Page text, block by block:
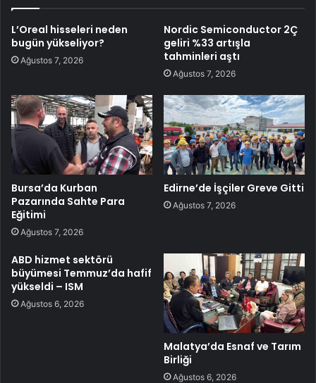
L’Oreal hisseleri neden
bugün yükseliyor?
Ağustos 7, 2026
Nordic Semiconductor 2Ç
geliri %33 artışla
tahminleri aştı
Ağustos 7, 2026
Bursa’da Kurban
Pazarında Sahte Para
Eğitimi
Ağustos 7, 2026
Edirne’de İşçiler Greve Gitti
Ağustos 7, 2026
ABD hizmet sektörü
büyümesi Temmuz’da hafif
yükseldi – ISM
Ağustos 6, 2026
Malatya’da Esnaf ve Tarım
Birliği
Ağustos 6, 2026